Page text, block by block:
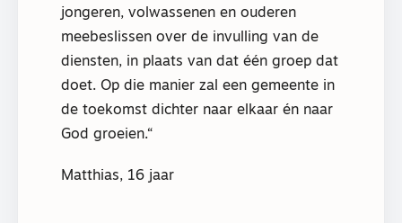
jongeren, volwassenen en ouderen
meebeslissen over de invulling van de
diensten, in plaats van dat één groep dat
doet. Op die manier zal een gemeente in
de toekomst dichter naar elkaar én naar
God groeien.
Matthias, 16 jaar